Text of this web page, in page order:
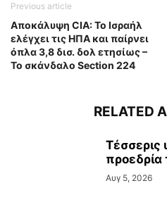
Previous article
Αποκάλυψη CIA: Το Ισραήλ
ελέγχει τις ΗΠΑ και παίρνει
όπλα 3,8 δισ. δολ ετησίως –
Το σκάνδαλο Section 224
RELATED
Tέσσερις
Αυγ 5, 2026